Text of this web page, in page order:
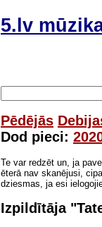
5.lv
Pēdējās
Dod pieci:
Te var redzēt un, ja
ēterā nav skanējusi,
dziesmas, ja esi
Izpildītāja